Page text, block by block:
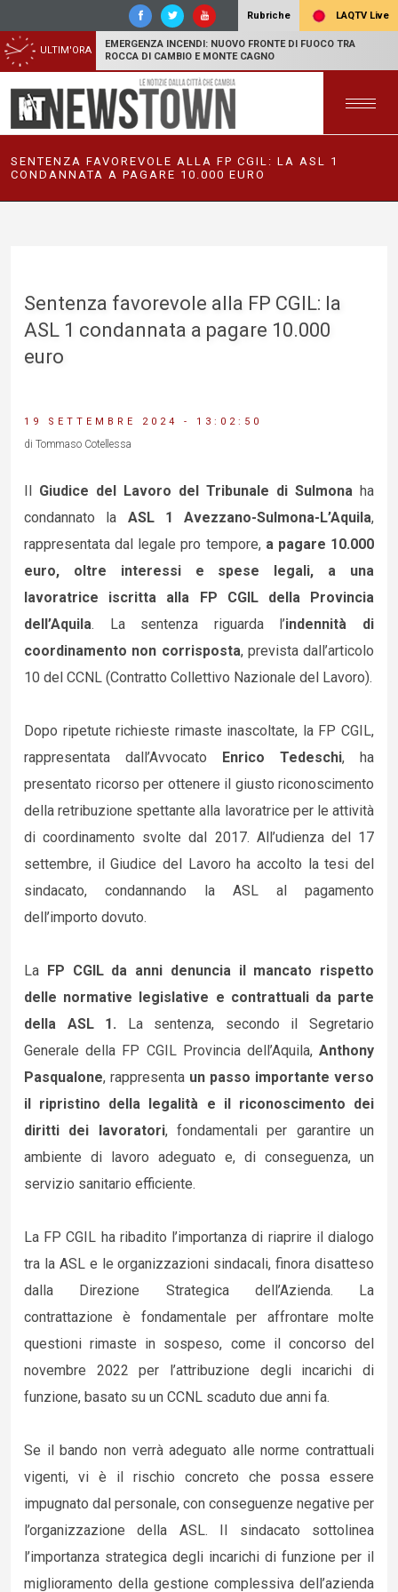
Rubriche LAQTV Live
ULTIM'ORA
EMERGENZA INCENDI: NUOVO FRONTE DI FUOCO TRA
ROCCA DI CAMBIO E MONTE CAGNO
SENTENZA FAVOREVOLE ALLA FP CGIL: LA ASL 1
CONDANNATA A PAGARE 10.000 EURO
Sentenza favorevole alla FP CGIL: la
ASL 1 condannata a pagare 10.000
euro
19 SETTEMBRE 2024 - 13:02:50
di Tommaso Cotellessa
Il Giudice del Lavoro del Tribunale di Sulmona ha
condannato la ASL 1 Avezzano-Sulmona-L’Aquila,
rappresentata dal legale pro tempore, a pagare 10.000
euro, oltre interessi e spese legali, a una
lavoratrice iscritta alla FP CGIL della Provincia
dell’Aquila. La sentenza riguarda l’indennità di
coordinamento non corrisposta, prevista dall’articolo
10 del CCNL (Contratto Collettivo Nazionale del Lavoro).
Dopo ripetute richieste rimaste inascoltate, la FP CGIL,
rappresentata dall’Avvocato Enrico Tedeschi, ha
presentato ricorso per ottenere il giusto riconoscimento
della retribuzione spettante alla lavoratrice per le attività
di coordinamento svolte dal 2017. All’udienza del 17
settembre, il Giudice del Lavoro ha accolto la tesi del
sindacato, condannando la ASL al pagamento
dell’importo dovuto.
La FP CGIL da anni denuncia il mancato rispetto
delle normative legislative e contrattuali da parte
della ASL 1. La sentenza, secondo il Segretario
Generale della FP CGIL Provincia dell’Aquila, Anthony
Pasqualone, rappresenta un passo importante verso
il ripristino della legalità e il riconoscimento dei
diritti dei lavoratori, fondamentali per garantire un
ambiente di lavoro adeguato e, di conseguenza, un
servizio sanitario efficiente.
La FP CGIL ha ribadito l’importanza di riaprire il dialogo
tra la ASL e le organizzazioni sindacali, finora disatteso
dalla Direzione Strategica dell’Azienda. La
contrattazione è fondamentale per affrontare molte
questioni rimaste in sospeso, come il concorso del
novembre 2022 per l’attribuzione degli incarichi di
funzione, basato su un CCNL scaduto due anni fa.
Se il bando non verrà adeguato alle norme contrattuali
vigenti, vi è il rischio concreto che possa essere
impugnato dal personale, con conseguenze negative per
l’organizzazione della ASL. Il sindacato sottolinea
l’importanza strategica degli incarichi di funzione per il
miglioramento della gestione complessiva dell’azienda